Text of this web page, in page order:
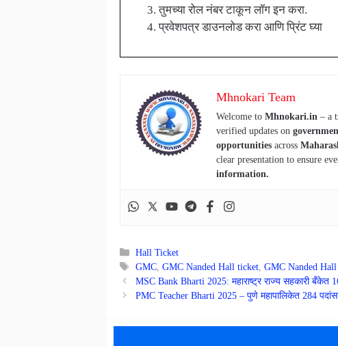
तुमच्या रोल नंबर टाकून लॉग इन करा.
प्रवेशपत्र डाउनलोड करा आणि प्रिंट घ्या
Mhnokari Team
Welcome to Mhnokari.in– a
verified updates on
opportunitiesacross
clear presentation to ensure
information.
Categories
Hall Ticket
Tags
GMC, GMC Nanded Hall ticket, GMC Nanded
MSC Bank Bharti 2025: महाराष्ट्र राज्य सहकारी बँकेत
PMC Teacher Bharti 2025 – पुणे महापालिकेत 284